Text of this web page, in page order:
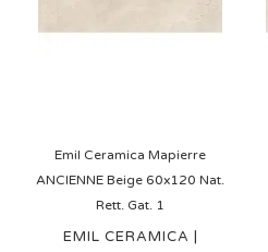
Emil Ceramica Mapierre
ANCIENNE Beige 60x120 Nat.
Rett. Gat. 1
EMIL CERAMICA |